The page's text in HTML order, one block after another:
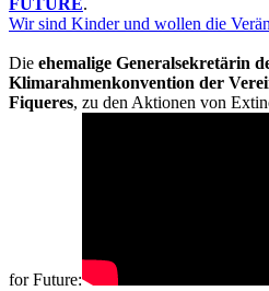
FUTURE.
Wir sind Kinder und wollen die
Die ehemalige Generalsekretärin
Klimarahmenkonvention der
Fiqueres, zu den Aktionen von
for Future: